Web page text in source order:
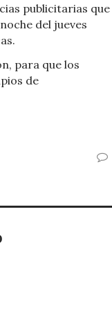
publicitarias que
del jueves
para que los
de